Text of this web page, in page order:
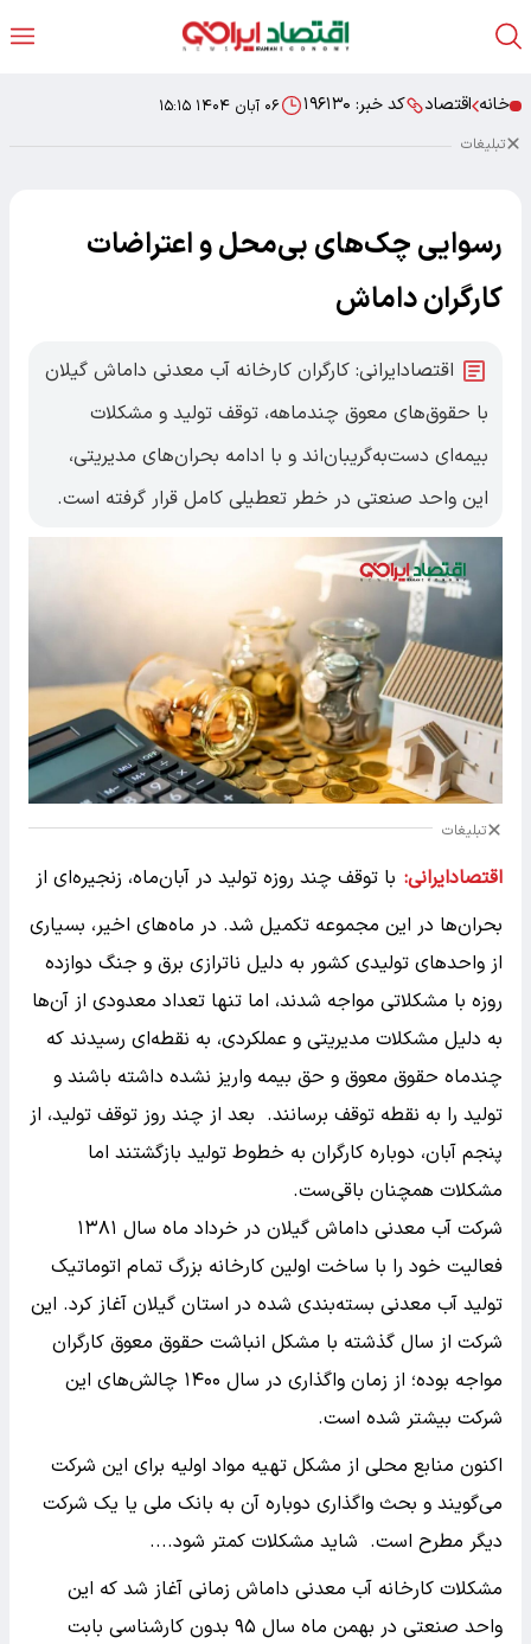
خانه اقتصاد کد خبر: ۱۹۶۱۳۰ ۰۶ آبان ۱۴۰۴ ۱۵:۱۵
تبلیغات
رسوایی چک‌های بی‌محل و اعتراضات
کارگران داماش
اقتصادایرانی: کارگران کارخانه آب معدنی داماش گیلان
با حقوق‌های معوق چندماهه، توقف تولید و مشکلات
بیمه‌ای دست‌به‌گریبان‌اند و با ادامه بحران‌های مدیریتی،
این واحد صنعتی در خطر تعطیلی کامل قرار گرفته است.
تبلیغات
اقتصادایرانی: با توقف چند روزه تولید در آبان‌ماه، زنجیره‌ای از
بحران‌ها در این مجموعه تکمیل شد. در ماه‌های اخیر، بسیاری
از واحدهای تولیدی کشور به دلیل ناترازی برق و جنگ دوازده
روزه با مشکلاتی مواجه شدند، اما تنها تعداد معدودی از آن‌ها
به دلیل مشکلات مدیریتی و عملکردی، به نقطه‌ای رسیدند که
چندماه حقوق معوق و حق بیمه واریز نشده داشته باشند و
تولید را به نقطه توقف برسانند. بعد از چند روز توقف تولید، از
پنجم آبان، دوباره کارگران به خطوط تولید بازگشتند اما
مشکلات همچنان باقی‌ست.
شرکت آب معدنی داماش گیلان در خرداد ماه سال ۱۳۸۱
فعالیت خود را با ساخت اولین کارخانه بزرگ تمام اتوماتیک
تولید آب معدنی بسته‌بندی شده در استان گیلان آغاز کرد. این
شرکت از سال گذشته با مشکل انباشت حقوق معوق کارگران
مواجه بوده؛ از زمان واگذاری در سال ۱۴۰۰ چالش‌های این
شرکت بیشتر شده است.
اکنون منابع محلی از مشکل تهیه مواد اولیه برای این شرکت
می‌گویند و بحث واگذاری دوباره آن به بانک ملی یا یک شرکت
دیگر مطرح است. شاید مشکلات کمتر شود....
مشکلات کارخانه آب معدنی داماش زمانی آغاز شد که این
واحد صنعتی در بهمن ماه سال ۹۵ بدون کارشناسی بابت